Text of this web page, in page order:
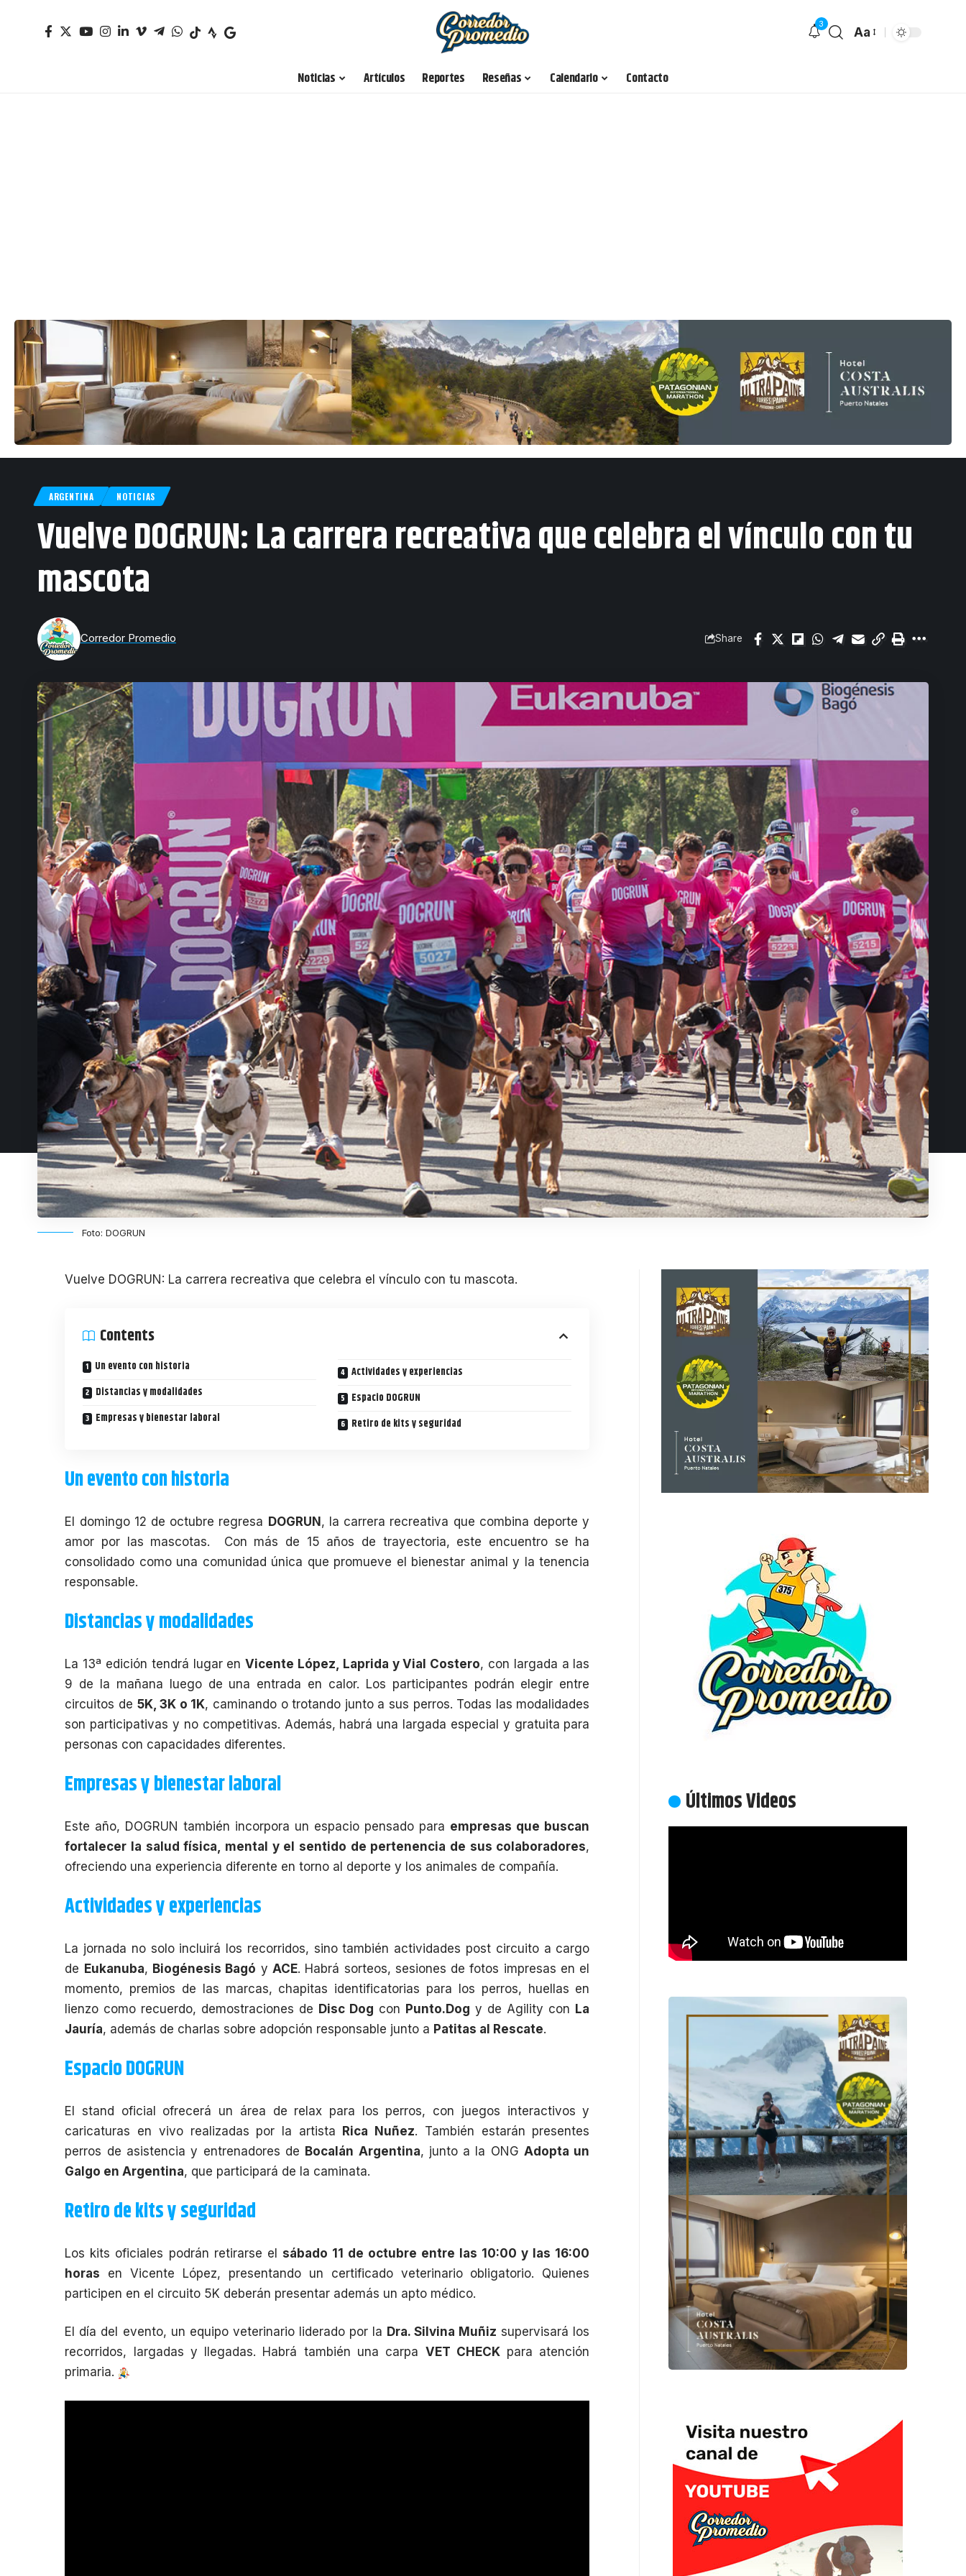
3
Aa
Noticias Artículos Reportes Reseñas Calendario Contacto
ARGENTINA NOTICIAS
Vuelve DOGRUN: La carrera recreativa que celebra el vínculo con tu
mascota
Corredor Promedio Share
Foto: DOGRUN
Vuelve DOGRUN: La carrera recreativa que celebra el vínculo con tu mascota.
Contents
Un evento con historia
Distancias y modalidades
Empresas y bienestar laboral
Actividades y experiencias
Espacio DOGRUN
Retiro de kits y seguridad
Un evento con historia
El domingo 12 de octubre regresa DOGRUN, la carrera recreativa que combina deporte y
amor por las mascotas. Con más de 15 años de trayectoria, este encuentro se ha
consolidado como una comunidad única que promueve el bienestar animal y la tenencia
responsable.
Distancias y modalidades
La 13ª edición tendrá lugar enVicente López, Laprida y Vial Costero, con largada a las
9 de la mañana luego de una entrada en calor. Los participantes podrán elegir entre
circuitos de 5K, 3K o 1K, caminando o trotando junto a sus perros. Todas las modalidades
son participativas y no competitivas. Además, habrá una largada especial y gratuita para
personas con capacidades diferentes.
Empresas y bienestar laboral
Este año, DOGRUN también incorpora un espacio pensado para empresas que buscan
fortalecer la salud física, mental y el sentido de pertenencia de sus colaboradores,
ofreciendo una experiencia diferente en torno al deporte y los animales de compañía.
Actividades y experiencias
La jornada no solo incluirá los recorridos, sino también actividades post circuito a cargo
de Eukanuba, Biogénesis Bagó y ACE. Habrá sorteos, sesiones de fotos impresas en el
momento, premios de las marcas, chapitas identificatorias para los perros, huellas en
lienzo como recuerdo, demostraciones de Disc Dog con Punto.Dog y de Agility con La
Jauría, además de charlas sobre adopción responsable junto a Patitas al Rescate.
Espacio DOGRUN
El stand oficial ofrecerá un área de relax para los perros, con juegos interactivos y
caricaturas en vivo realizadas por la artista Rica Nuñez. También estarán presentes
perros de asistencia y entrenadores de Bocalán Argentina, junto a la ONGAdopta un
Galgo en Argentina, que participará de la caminata.
Retiro de kits y seguridad
Los kits oficiales podrán retirarse el sábado 11 de octubre entre las 10:00 y las 16:00
horas en Vicente López, presentando un certificado veterinario obligatorio. Quienes
participen en el circuito 5K deberán presentar además un apto médico.
El día del evento, un equipo veterinario liderado por la Dra. Silvina Muñiz supervisará los
recorridos, largadas y llegadas. Habrá también una carpa VET CHECKpara atención
primaria.
Últimos Videos